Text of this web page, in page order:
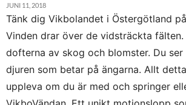
JUNI 11, 2018
Tänk dig Vikbolandet i Östergötland
Vinden drar över de vidsträckta fälten.
dofterna av skog och blomster. Du
djuren som betar på ängarna. Allt
uppleva om du är med och springer